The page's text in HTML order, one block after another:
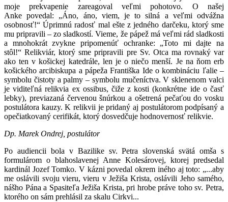
moje prekvapenie zareagoval veľmi pohotovo. O našej
Anke povedal: „Áno, áno, viem, je to silná a veľmi odvážna
osobnosť!“ Úprimnú radosť mal ešte z jedného darčeku, ktorý sme
mu pripravili – zo sladkostí. Vieme, že pápež má veľmi rád sladkosti
a mnohokrát zvykne pripomenúť ochranke: „Toto mi dajte na
stôl!“ Relikviár, ktorý sme pripravili pre Sv. Otca ma rovnaký var
ako ten v košickej katedrále, len je o niečo menší. Je na ňom erb
košického arcibiskupa a pápeža Františka Ide o kombináciu ľalie –
symbolu čistoty a palmy – symbolu mučeníctva. V sklenenom valci
je viditeľná relikvia ex ossibus, čiže z kosti (konkrétne ide o časť
lebky), previazaná červenou šnúrkou a ošetrená pečaťou do vosku
postulátora kauzy. K relikvii je pridaný aj postulátorom podpísaný a
opečiatkovaný cerifikát, ktorý dosvedčuje hodnovernosť relikvie.
Dp. Marek Ondrej, postulátor
Po audiencii bola v Bazilike sv. Petra slovenská svätá omša s
formulárom o blahoslavenej Anne Kolesárovej, ktorej predsedal
kardinál Jozef Tomko. V kázni povedal okrem iného aj toto: „...aby
me oslávili svoju vieru, vieru v Ježiša Krista, oslávili Jeho samého,
nášho Pána a Spasiteľa Ježiša Krista, pri hrobe práve toho sv. Petra,
ktorého on sám prehlásil za skalu Cirkvi...